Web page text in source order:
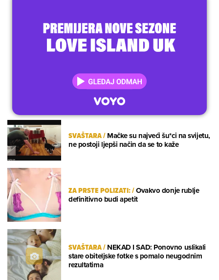
SVAŠTARA/Mačke su najveći šu*ci na svijetu,
ne postoji ljepši način da se to kaže
ZA PRSTE POLIZATI:/Ovakvo donje rublje
definitivno budi apetit
SVAŠTARA/NEKAD I SAD: Ponovno uslikali
stare obiteljske fotke s pomalo neugodnim
rezultatima